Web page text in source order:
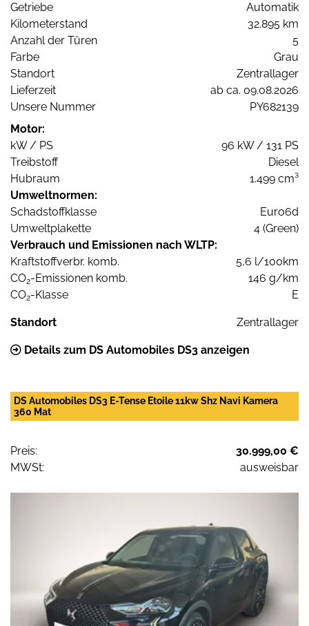
Getriebe
Automatik
Kilometerstand
32.895 km
Anzahl der Türen
5
Farbe
Grau
Standort
Zentrallager
Lieferzeit
ab ca. 09.08.2026
Unsere Nummer
PY682139
Motor:
kW / PS
96 kW / 131 PS
Treibstoff
Diesel
Hubraum
1.499 cm³
Umweltnormen:
Schadstoffklasse
Euro6d
Umweltplakette
4 (Green)
Verbrauch und Emissionen nach WLTP:
Kraftstoffverbr. komb.
5,6 l/100km
CO2-Emissionen komb.
146 g/km
CO2-Klasse E
Standort Zentrallager
Details zum DS Automobiles DS3 anzeigen
DS Automobiles DS3 E-Tense Etoile 11kw Shz Navi Kamera
360 Mat
Preis:
30.999,00 €
MWSt:
ausweisbar